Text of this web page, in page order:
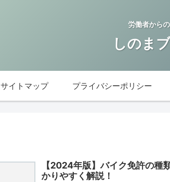
労働者から
しのま
サイトマップ プライバシーポリシー
【2024年版】バイク免許の種
かりやすく解説！